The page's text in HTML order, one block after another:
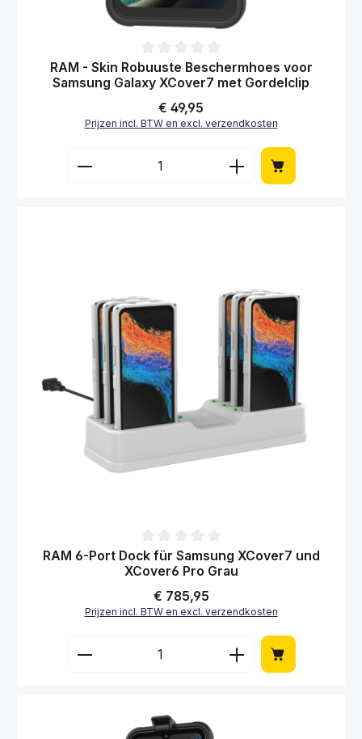
Gemiddelde waardering van 0 van 5 sterren
RAM - Skin Robuuste Beschermhoes voor
Samsung Galaxy XCover7 met Gordelclip
Normale prijs:
€ 49,95
Prijzen incl. BTW en excl. verzendkosten
Producthoeveelheid: Voer de gewenste
Gemiddelde waardering van 0 van 5 sterren
RAM 6-Port Dock für Samsung XCover7 und
XCover6 Pro Grau
Normale prijs:
€ 785,95
Prijzen incl. BTW en excl. verzendkosten
Producthoeveelheid: Voer de gewenste